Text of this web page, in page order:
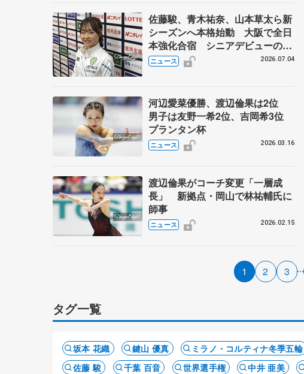
佐藤駿、青木祐奈、山本草太ら新
シーズンへ本格始動 大阪で全日
本強化合宿 シニアデビューの島
田麻央らも
ニュース 2026.07.04
河辺愛菜優勝、渡辺倫果は2位
男子は友野一希2位、吉岡希3位
プランタン杯
ニュース 2026.03.16
渡辺倫果がコーチ変更「一層成
長」 新拠点・岡山で林祐輔氏に
師事
ニュース 2026.02.15
1 2 3
タグ一覧
坂本 花織 鍵山 優真 ミラノ・コルティナ冬季五輪
佐藤 駿
千葉 百音 世界選手権 中井 亜美